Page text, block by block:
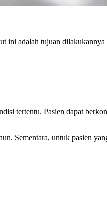
ini adalah tujuan dilakukannya
tertentu. Pasien dapat
Sementara, untuk pasien